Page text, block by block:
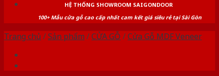
HỆ THỐNG SHOWROOM SAIGONDOOR
100+ Mẫu cửa gỗ cao cấp nhất cam kết giá siêu rẻ tại Sài Gòn
Trang chủ /Sản phẩm /CỬA GỖ /Cửa Gỗ MDF Veneer